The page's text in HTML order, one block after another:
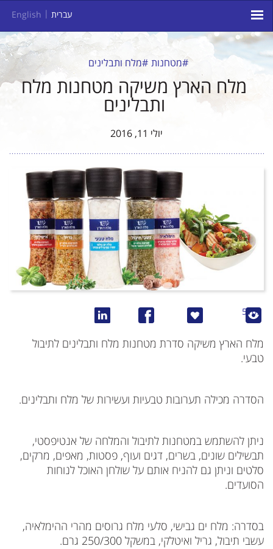
עברית English
#מטחנות #מלח ותבלינים
מלח הארץ משיקה מטחנות מלח
ותבלינים
יולי 11, 2016
5169
5
מלח הארץ משיקה סדרת מטחנות מלח ותבלינים לתיבול
טבעי.
הסדרה מכילה תערובות טבעיות ועשירות של מלח ותבלינים.
ניתן להשתמש במטחנות לתיבול והמלחה של אנטיפסטי,
תבשילים שונים, בשרים, דגים ועוף, פסטות, מאפים, מרקים,
סלטים וניתן גם להניח אותם על שולחן האוכל לנוחות
הסועדים.
בסדרה: מלח ים גבישי, סלעי מלח גרוסים מהרי ההימלאיה,
עשבי תיבול, גריל ואיטלקי, במשקל 250/300 גרם.